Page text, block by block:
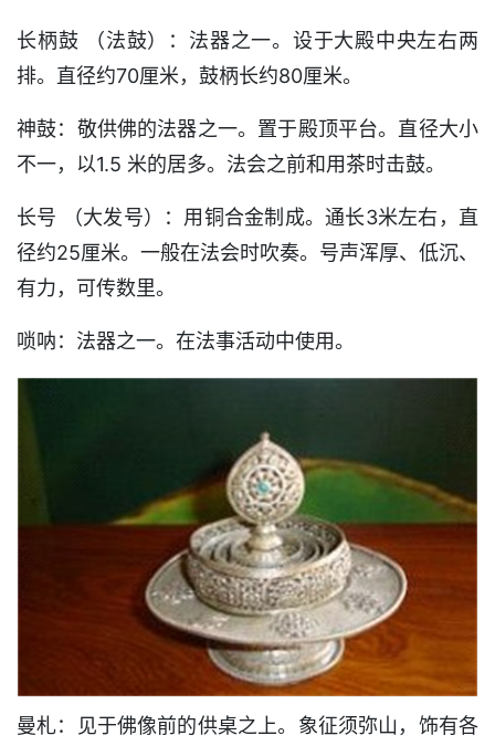
长柄鼓 （法鼓）：法器之一。设于大殿中央左右两
排。直径约70厘米，鼓柄长约80厘米。
神鼓：敬供佛的法器之一。置于殿顶平台。直径大小
不一，以1.5 米的居多。法会之前和用茶时击鼓。
长号 （大发号）：用铜合金制成。通长3米左右，直
径约25厘米。一般在法会时吹奏。号声浑厚、低沉、
有力，可传数里。
唢呐：法器之一。在法事活动中使用。
曼札：见于佛像前的供桌之上。象征须弥山，饰有各